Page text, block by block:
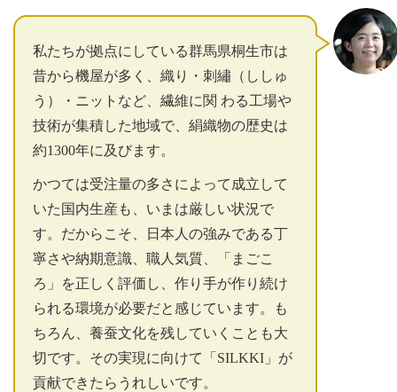
私たちが拠点にしている群馬県桐生市は
昔から機屋が多く、織り・刺繡（ししゅ
う）・ニットなど、繊維に関 わる工場や
技術が集積した地域で、絹織物の歴史は
約1300年に及びます。
かつては受注量の多さによって成立して
いた国内生産も、いまは厳しい状況で
す。だからこそ、日本人の強みである丁
寧さや納期意識、職人気質、「まごこ
ろ」を正しく評価し、作り手が作り続け
られる環境が必要だと感じています。も
ちろん、養蚕文化を残していくことも大
切です。その実現に向けて「SILKKI」が
貢献できたらうれしいです。